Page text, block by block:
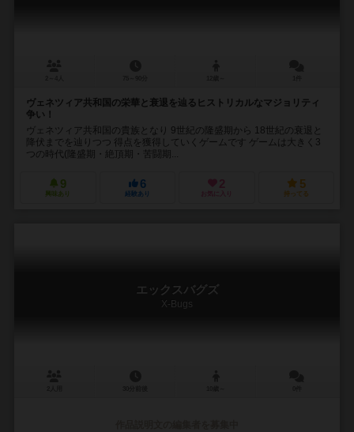
ヴェネツィア共和国の栄華と衰退を辿るヒストリカルなマジョリティ
争い！
ヴェネツィア共和国の貴族となり 9世紀の隆盛期から 18世紀の衰退と
降伏までを辿りつつ 得点を獲得していくゲームです ゲームは大きく3
つの時代(隆盛期・絶頂期・苦闘期...
9
興味あり
6
経験あり
2
お気に入り
5
持ってる
エックスバグズ
X-Bugs